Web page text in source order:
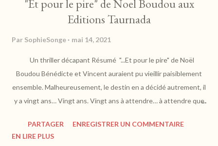
"Et pour le pire" de Noel Boudou aux
Editions Taurnada
Par SophieSonge mai 14, 2021
Un thriller décapant Résumé "...Et pour le pire" de Noël
Boudou Bénédicte et Vincent auraient pu vieillir paisiblement
ensemble. Malheureusement, le destin en a décidé autrement, il
y a vingt ans… Vingt ans. Vingt ans à attendre… à attendre que
Vincent Dolt n'a qu'une seule idée en tête : venger sa douce
Bénédicte… Depuis vingt ans, seule la haine le maintient en vie.
PARTAGER
ENREGISTRER UN COMMENTAIRE
EN LIRE PLUS